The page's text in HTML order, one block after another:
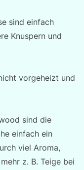
sind einfach
Knuspern und
vorgeheizt und
sind die
einfach ein
viel Aroma,
z. B. Teige bei